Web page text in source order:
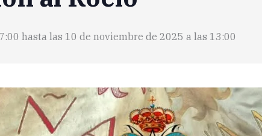
hasta las 10 de noviembre de 2025 a las 13:00